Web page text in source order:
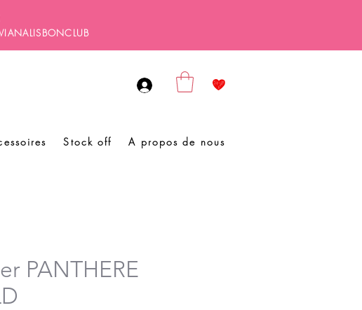
Stock off A propos de nous
PANTHERE